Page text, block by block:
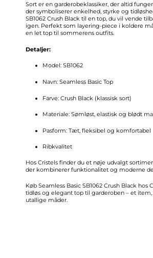
Sort er en garderobeklassiker, der altid
der symboliserer enkelhed, styrke og
SB1062 Crush Black til en top, du vil vende
igen. Perfekt som layering-piece i koldere
en let top til sommerens outfits.
Detaljer:
Model: SB1062
Navn: Seamless Basic Top
Farve: Crush Black (klassisk sort)
Materiale: Sømløst, elastisk og blødt
Pasform: Tæt, fleksibel og komfortabel
Ribkvalitet
Hos Cristels finder du et nøje udvalgt
der kombinerer funktionalitet og moderne
Køb Seamless Basic SB1062 Crush Black hos
tidløs og elegant top til garderoben – et item,
utallige måder.